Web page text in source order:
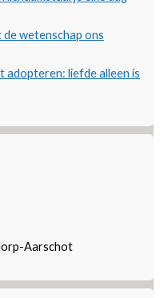
de wetenschap ons
adopteren: liefde alleen is
Aarschot